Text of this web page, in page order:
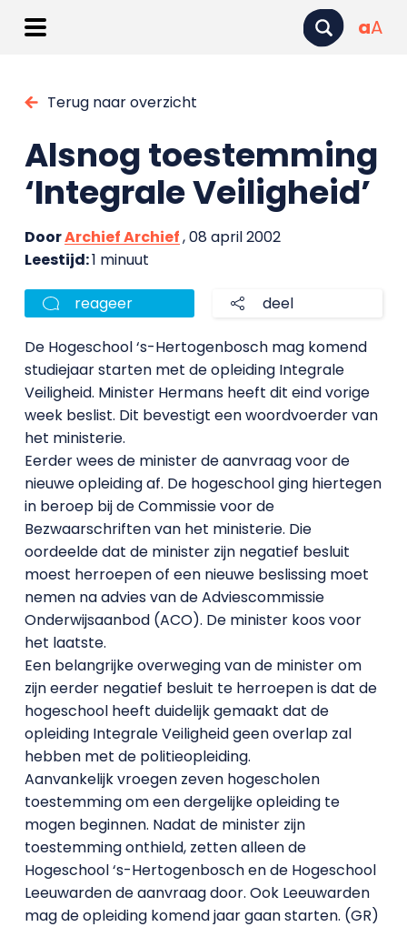
aA
Terug naar overzicht
Alsnog toestemming
‘Integrale Veiligheid’
DoorArchief Archief, 08 april 2002
Leestijd:1 minuut
reageer deel
De Hogeschool ‘s-Hertogenbosch mag komend
studiejaar starten met de opleiding Integrale
Veiligheid. Minister Hermans heeft dit eind vorige
week beslist. Dit bevestigt een woordvoerder van
het ministerie.
Eerder wees de minister de aanvraag voor de
nieuwe opleiding af. De hogeschool ging hiertegen
in beroep bij de Commissie voor de
Bezwaarschriften van het ministerie. Die
oordeelde dat de minister zijn negatief besluit
moest herroepen of een nieuwe beslissing moet
nemen na advies van de Adviescommissie
Onderwijsaanbod (ACO). De minister koos voor
het laatste.
Een belangrijke overweging van de minister om
zijn eerder negatief besluit te herroepen is dat de
hogeschool heeft duidelijk gemaakt dat de
opleiding Integrale Veiligheid geen overlap zal
hebben met de politieopleiding.
Aanvankelijk vroegen zeven hogescholen
toestemming om een dergelijke opleiding te
mogen beginnen. Nadat de minister zijn
toestemming onthield, zetten alleen de
Hogeschool ‘s-Hertogenbosch en de Hogeschool
Leeuwarden de aanvraag door. Ook Leeuwarden
mag de opleiding komend jaar gaan starten. (GR)